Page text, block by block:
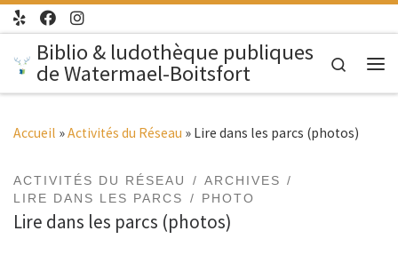
Passer au contenu
Biblio & ludothèque publiques
de Watermael-Boitsfort
Search
Accueil »Activités du Réseau » Lire dans les parcs (photos)
ACTIVITÉS DU RÉSEAU
ARCHIVES
LIRE DANS LES PARCS
PHOTO
Lire dans les parcs (photos)